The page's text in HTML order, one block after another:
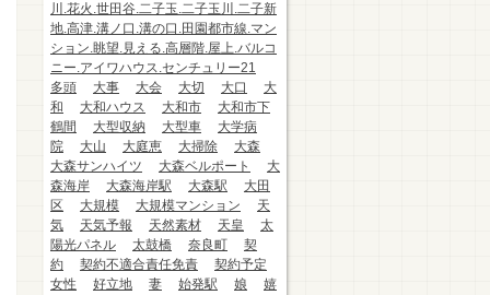
川.花火.世田谷.二子玉.二子玉川.二子新
地.高津.溝ノ口.溝の口.田園都市線.マン
ション.眺望.見える.高層階.屋上.バルコ
ニー.アイワハウス.センチュリー21
多頭
大事 大会 大切 大口
大
和
大和ハウス 大和市
大和市下
鶴間
大型収納 大型車
大学病
院
大山 大庭恵 大掃除
大森
大森サンハイツ
大森ベルポート
大
森海岸
大森海岸駅 大森駅
大田
区
大規模 大規模マンション
天
気
天気予報 天然素材 天皇
太
陽光パネル
太鼓橋 奈良町
契
約
契約不適合責任免責
契約予定
女性
好立地 妻 始発駅 娘
嬉